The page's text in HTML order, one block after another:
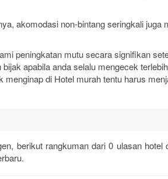
akomodasi non-bintang seringkali juga
peningkatan mutu secara signifikan
apabila anda selalu mengecek terlebih
di Hotel murah tentu harus
berikut rangkuman dari0 ulasan hotel